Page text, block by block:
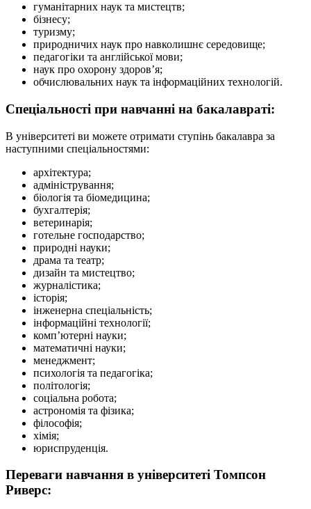
гуманітарних наук та мистецтв;
бізнесу;
туризму;
природничих наук про навколишнє середовище;
педагогіки та англійської мови;
наук про охорону здоров’я;
обчислювальних наук та інформаційних технологій.
Спеціальності при навчанні на бакалавраті:
В університеті ви можете отримати ступінь бакалавра за
наступними спеціальностями:
архітектура;
адміністрування;
біологія та біомедицина;
бухгалтерія;
ветеринарія;
готельне господарство;
природні науки;
драма та театр;
дизайн та мистецтво;
журналістика;
історія;
інженерна спеціальність;
інформаційні технології;
комп’ютерні науки;
математичні науки;
менеджмент;
психологія та педагогіка;
політологія;
соціальна робота;
астрономія та фізика;
філософія;
хімія;
юриспруденція.
Переваги навчання в університеті Томпсон
Риверс: